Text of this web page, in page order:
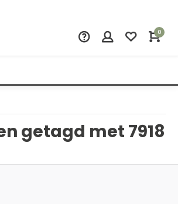
0
getagd met 7918